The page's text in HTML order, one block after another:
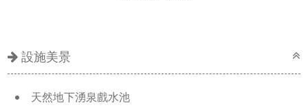
設施美景
天然地下湧泉戲水池